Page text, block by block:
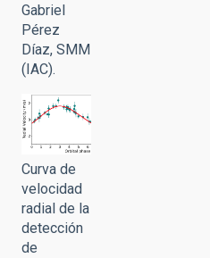
Gabriel
Pérez
Díaz, SMM
(IAC).
Curva de
velocidad
radial de la
detección
de